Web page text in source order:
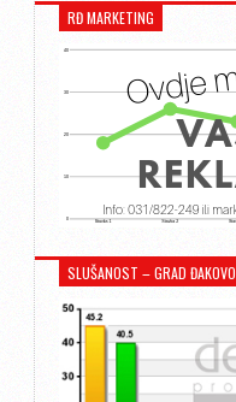
RĐ MARKETING
SLUŠANOST – GRAD ĐAKOVO